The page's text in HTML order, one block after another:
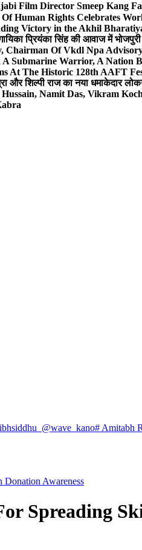
Film Director Smeep Kang
Human Rights Celebrates
Victory in the Akhil
प्रियंका सिंह की आवाज में
Chairman Of Vkdl Npa
Submarine Warrior, A Nation
At The Historic 128th AAFT
और शिल्पी राज का नया धमाकेदार
Namit Das, Vikram
@wave_kano# Amitabh
Awareness
Spreading